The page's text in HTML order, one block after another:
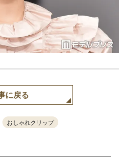
に戻る
おしゃれクリップ